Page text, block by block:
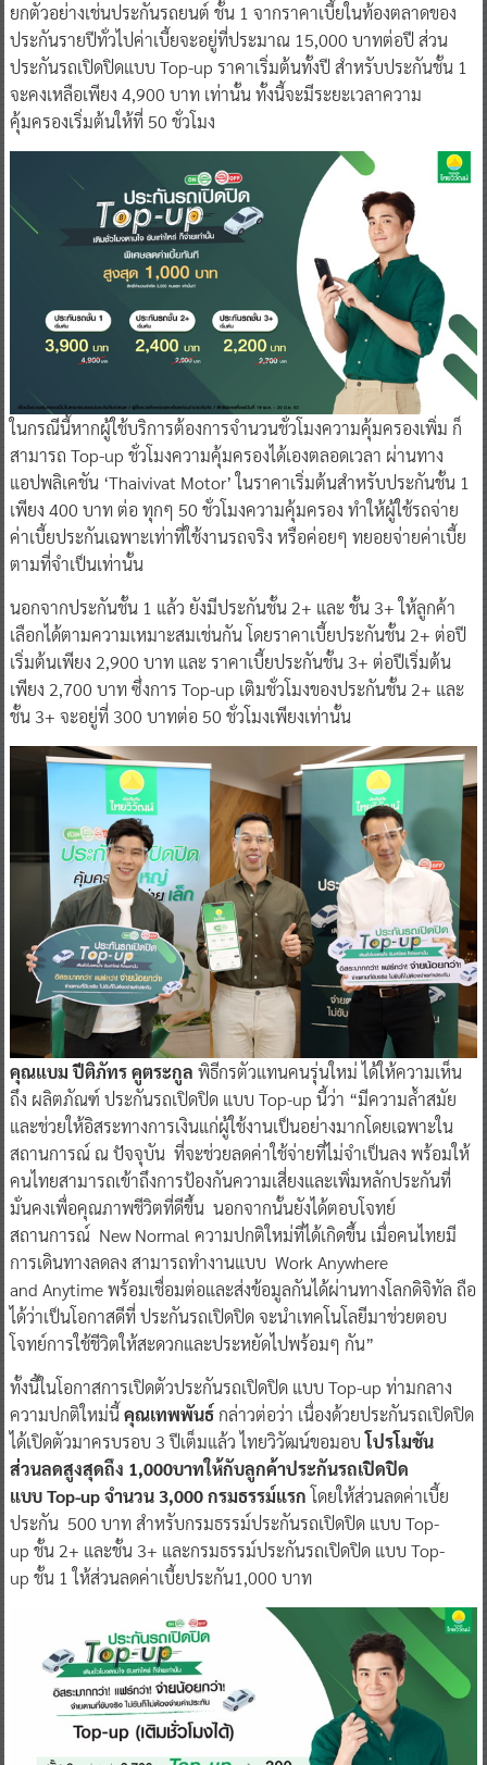
ยกตัวอย่างเช่นประกันรถยนต์ ชั้น 1 จากราคาเบี้ยในท้องตลาดของ
ประกันรายปีทั่วไปค่าเบี้ยจะอยู่ที่ประมาณ 15,000 บาทต่อปี ส่วน
ประกันรถเปิดปิดแบบ Top-up ราคาเริ่มต้นทั้งปี สำหรับประกันชั้น 1
จะคงเหลือเพียง 4,900 บาท เท่านั้น ทั้งนี้จะมีระยะเวลาความ
คุ้มครองเริ่มต้นให้ที่ 50 ชั่วโมง
ในกรณีนี้หากผู้ใช้บริการต้องการจำนวนชั่วโมงความคุ้มครองเพิ่ม ก็
สามารถ Top-up ชั่วโมงความคุ้มครองได้เองตลอดเวลา ผ่านทาง
แอปพลิเคชัน ‘Thaivivat Motor’ ในราคาเริ่มต้นสำหรับประกันชั้น 1
เพียง 400 บาท ต่อ ทุกๆ 50 ชั่วโมงความคุ้มครอง ทำให้ผู้ใช้รถจ่าย
ค่าเบี้ยประกันเฉพาะเท่าที่ใช้งานรถจริง หรือค่อยๆ ทยอยจ่ายค่าเบี้ย
ตามที่จำเป็นเท่านั้น
นอกจากประกันชั้น 1 แล้ว ยังมีประกันชั้น 2+ และ ชั้น 3+ ให้ลูกค้า
เลือกได้ตามความเหมาะสมเช่นกัน โดยราคาเบี้ยประกันชั้น 2+ ต่อปี
เริ่มต้นเพียง 2,900 บาท และ ราคาเบี้ยประกันชั้น 3+ ต่อปีเริ่มต้น
เพียง 2,700 บาท ซึ่งการ Top-up เติมชั่วโมงของประกันชั้น 2+ และ
ชั้น 3+ จะอยู่ที่ 300 บาทต่อ 50 ชั่วโมงเพียงเท่านั้น
คุณแบม ปีติภัทร คูตระกูล พิธีกรตัวแทนคนรุ่นใหม่ ได้ให้ความเห็น
ถึง ผลิตภัณฑ์ ประกันรถเปิดปิด แบบ Top-up นี้ว่า “มีความล้ำสมัย
และช่วยให้อิสระทางการเงินแก่ผู้ใช้งานเป็นอย่างมากโดยเฉพาะใน
สถานการณ์ ณ ปัจจุบัน ที่จะช่วยลดค่าใช้จ่ายที่ไม่จำเป็นลง พร้อมให้
คนไทยสามารถเข้าถึงการป้องกันความเสี่ยงและเพิ่มหลักประกันที่
มั่นคงเพื่อคุณภาพชีวิตที่ดีขึ้น นอกจากนั้นยังได้ตอบโจทย์
สถานการณ์ New Normal ความปกติใหม่ที่ได้เกิดขึ้น เมื่อคนไทยมี
การเดินทางลดลง สามารถทำงานแบบ Work Anywhere
and Anytime พร้อมเชื่อมต่อและส่งข้อมูลกันได้ผ่านทางโลกดิจิทัล ถือ
ได้ว่าเป็นโอกาสดีที่ ประกันรถเปิดปิด จะนำเทคโนโลยีมาช่วยตอบ
โจทย์การใช้ชีวิตให้สะดวกและประหยัดไปพร้อมๆ กัน”
ทั้งนี้ในโอกาสการเปิดตัวประกันรถเปิดปิด แบบ Top-up ท่ามกลาง
ความปกติใหม่นี้คุณเทพพันธ์กล่าวต่อว่า เนื่องด้วยประกันรถเปิดปิด
ได้เปิดตัวมาครบรอบ 3 ปีเต็มแล้ว ไทยวิวัฒน์ขอมอบ โปรโมชัน
ส่วนลดสูงสุดถึง 1,000บาทให้กับลูกค้าประกันรถเปิดปิด
แบบ Top-up จำนวน 3,000 กรมธรรม์แรก โดยให้ส่วนลดค่าเบี้ย
ประกัน 500 บาท สำหรับกรมธรรม์ประกันรถเปิดปิด แบบ Top-
up ชั้น 2+ และชั้น 3+ และกรมธรรม์ประกันรถเปิดปิด แบบ Top-
up ชั้น 1 ให้ส่วนลดค่าเบี้ยประกัน1,000 บาท